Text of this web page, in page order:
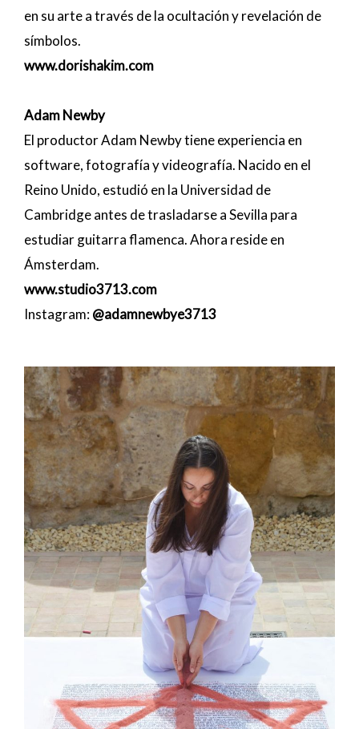
en su arte a través de la ocultación y revelación de
símbolos.
www.dorishakim.com
Adam Newby
El productor Adam Newby tiene experiencia en
software, fotografía y videografía. Nacido en el
Reino Unido, estudió en la Universidad de
Cambridge antes de trasladarse a Sevilla para
estudiar guitarra flamenca. Ahora reside en
Ámsterdam.
www.studio3713.com
Instagram:@adamnewbye3713